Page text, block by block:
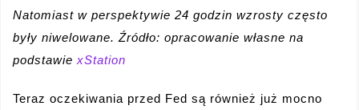
Natomiast w perspektywie 24 godzin wzrosty często
były niwelowane. Źródło: opracowanie własne na
podstawie xStation
Teraz oczekiwania przed Fed są również już mocno